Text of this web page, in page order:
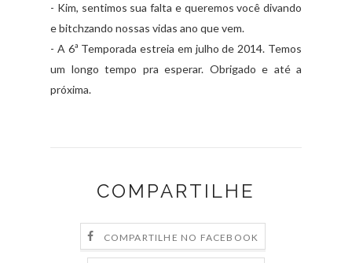
- Kim, sentimos sua falta e queremos você divando
e bitchzando nossas vidas ano que vem.
- A 6ª Temporada estreia em julho de 2014. Temos
um longo tempo pra esperar. Obrigado e até a
próxima.
COMPARTILHE
COMPARTILHE NO FACEBOOK